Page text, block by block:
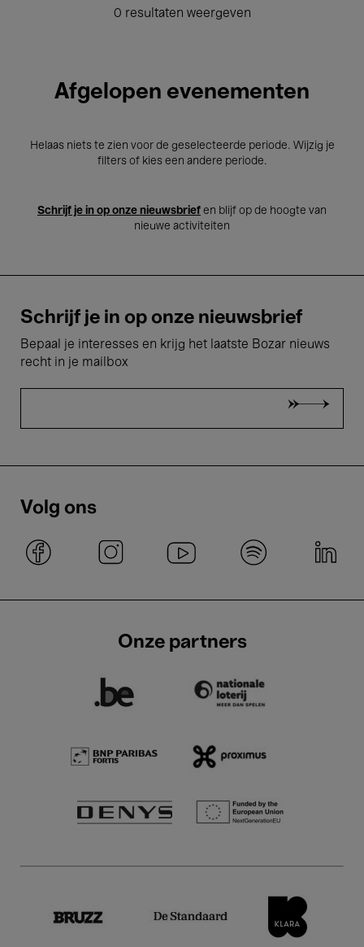
0 resultaten weergeven
Afgelopen evenementen
Helaas niets te zien voor de geselecteerde periode. Wijzig je
filters of kies een andere periode.
Schrijf je in op onze nieuwsbrief en blijf op de hoogte van
nieuwe activiteiten
Schrijf je in op onze nieuwsbrief
Bepaal je interesses en krijg het laatste Bozar nieuws
recht in je mailbox
Volg ons
Onze partners